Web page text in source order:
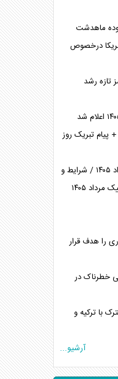
ماهدشت
درخصوص
تازه رشد
است؟ + پیام تبریک روز
جدیدترین پیش فروش سایپا مرداد ۱۴۰۵ / شرایط و
زمان ثبت نام پیش فروش سایپا کوییک مرداد ۱۴۰۵
را هدف قرار
خطرناک در
با ترکیه و
آرشیو...